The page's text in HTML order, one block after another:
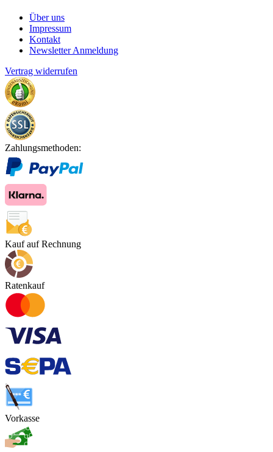
Über uns
Impressum
Kontakt
Newsletter Anmeldung
Vertrag widerrufen
Zahlungsmethoden:
Kauf auf Rechnung
Ratenkauf
Vorkasse